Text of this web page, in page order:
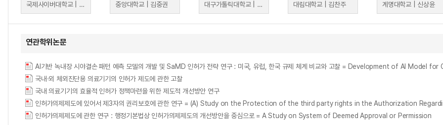
국제사이버대학교 | 엄기봉
중앙대학교 | 김중권
대구가톨릭대학교 | 임현철
대림대학교 | 김찬주
계명대학교 | 신상윤
연관학위논문
국내·외 체외진단용 의료기기의 인허가 제도에 관한 고찰
국내 의료기기의 효율적 인허가 정책마련을 위한 제도적 개선방안 연구
인허가의제제도에 있어서 제3자의 권리보호에 관한 연구 = (A) Study on the Protection of the third party rights in the Authorization
인허가의제제도에 관한 연구 : 행정기본법상 인허가의제제도의 개선방안을 중심으로 = A Study on System of Deemed Approval or Permission